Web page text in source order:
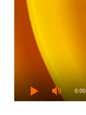
0:00